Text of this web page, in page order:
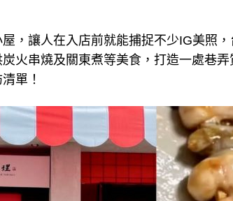
，讓人在入店前就能捕捉不少IG美照
火串燒及關東煮等美食，打造一處巷
單！